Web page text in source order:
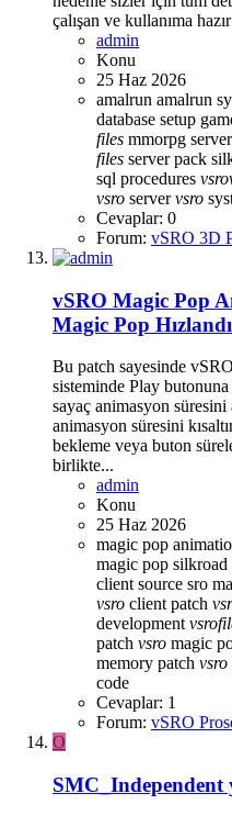
çalışan ve kullanıma
admin
Konu
25 Haz 2026
amalrun amalrun
database setup
files mmorpg server
files server pack
sql procedures vsro
vsro servervsro
Cevaplar: 0
Forum: vSRO 3D
vSRO Magic Pop
Magic Pop
Bu patch sayesinde
sisteminde Play butonuna
sayaç animasyon
animasyon süresini
bekleme veya buton
birlikte...
admin
Konu
25 Haz 2026
magic pop
magic pop silkroad
client source sro
vsro client patch
developmentvsro
patch vsro magic
memory patch vsro
code
Cevaplar: 1
Forum: vSRO
O
SMC_Independent